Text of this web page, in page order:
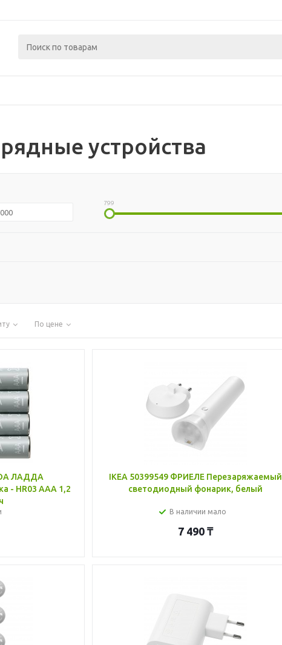
устройства
799
По цене
ЛАДДА
- HR03 AAA 1,2
IKEA 50399549 ФРИЕЛЕ Перезаряжаемый
светодиодный фонарик, белый
В наличии мало
7 490 ₸